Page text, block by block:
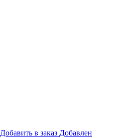
Добавить в заказ Добавлен